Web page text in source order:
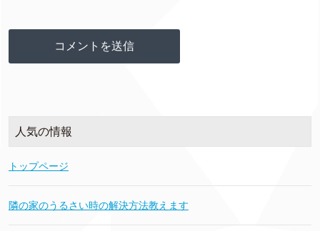
人気の情報
トップページ
隣の家のうるさい時の解決方法教えます